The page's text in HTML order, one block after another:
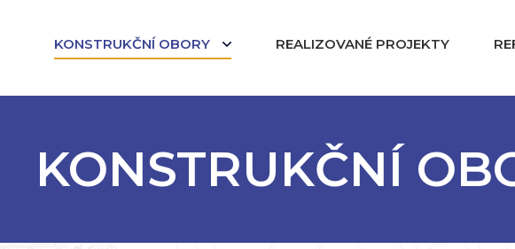
KONSTRUKČNÍ OBORY REALIZOVANÉ PROJEKTY
KONSTRUKČNÍ